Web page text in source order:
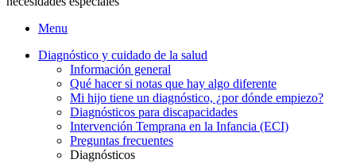
Menu
Diagnóstico y cuidado de la salud
Información general
Qué hacer si notas que hay algo diferente
Mi hijo tiene un diagnóstico, ¿por dónde empiezo?
Diagnósticos para discapacidades
Intervención Temprana en la Infancia (ECI)
Preguntas frecuentes
Diagnósticos